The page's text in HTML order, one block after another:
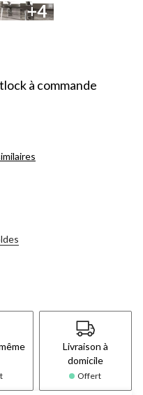
+4
à commande
Livraison à
domicile
Offert